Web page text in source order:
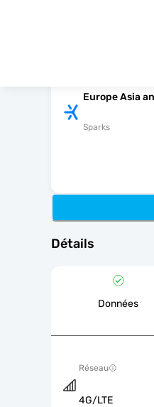
Europe Asia
Sparks
Détails
Données
Réseau
4G/LTE